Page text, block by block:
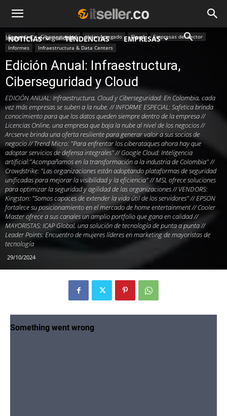
NOTICIAS TENDENCIAS EMPRESAS
Inicio Ciberseguridad
Seguridad Ciberseguridad Valor Agregado Cloud
Empresas del sector
Informes
Infraestructura & Data Centers
Edición Anual: Infraestructura,
Ciberseguridad y Cloud
EDICIÓN ANUAL: Infraestructura, Cloud y Ciberseguridad: En Colombia, cada
vez más empresas se suben a la nube. // INFORME ESPECIAL: Safetica brinda
conocimiento para que los datos queden siempre dentro de la empresa //
Licencias Online, una empresa que baja la nube al nivel de los negocios //
Arcserve brinda una oferta resiliente para generar valor a sus socios de
negocio // Trend Micro: "Para enfrentar los ciberataques ahora hay que
adoptar servicios de defensa integrales" // Google Cloud: Inteligencia
artificial:"Acompañamos en la transformación a la industria de Colombia" //
Crowdstrike: "Las organizaciones están adoptando plataformas de seguridad
unificadas para mejorar la visibilidad y la eficiencia" // MSL ofrece soluciones
para optimizar la seguridad y agilidad de las organizaciones // VENDORS:
Kingston: "Somos capaces de extender la vida útil de los servidores" // EPSON
fortalece su posicionamiento en el mercado de home entertainment // Cooler
Master ofrece a sus canales un amplio portfolio que gana en calidad //
MAYORISTAS: ICAP Global, una solución de tecnología de punta a punta //
Leader Points: Encuentro de mujeres líderes en marketing de mayoristas de
tecnología
29/10/2024